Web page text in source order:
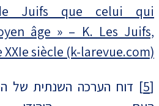
Juifs que celui qui
âge » – K. Les Juifs,
XXIe siècle (k-larevue.com)
[5]
דוח הערכה השנתית של